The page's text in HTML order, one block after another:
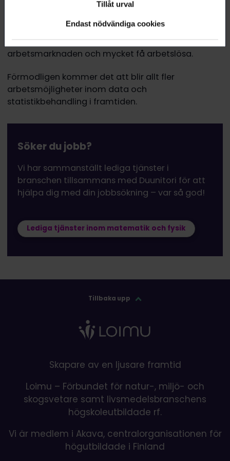
Tillåt urval
Endast nödvändiga cookies
sämre, cirka 8 procent.
Statistiker har ett mycket gott sysselsättningsläge.
Det finns cirka 470 statistiker (filosofie magister) på
arbetsmarknaden och mycket få arbetslösa.
Förmodligen kommer det att blir allt fler
arbetsmöjligheter inom data och
statistikbehandling i framtiden.
Söker du jobb?
Vi har sammanställt lediga tjänster i
branschen tillsammans med Duunitori för att
hjälpa dig med din jobbsökning – var så god!
Lediga tjänster inom matematik och fysik
Tillbaka upp
Skapare av en ljusare framtid
Loimu – Förbundet för natur-, miljö- och
skogsvetare samt livsmedelsbranschens
högskoleutbildade rf.
Vi är medlem i Akava, centralorganisationen för
högutbildade i Finland